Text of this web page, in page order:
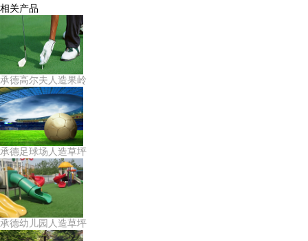
相关产品
承德高尔夫人造果岭
承德足球场人造草坪
承德幼儿园人造草坪